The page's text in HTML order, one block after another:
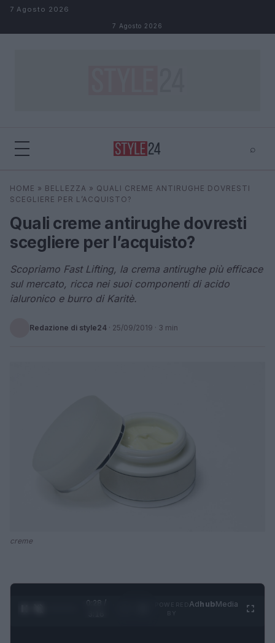
Salta al contenuto
7 Agosto 2026
7 Agosto 2026
⌕
Cerca ⌕
HOME » BELLEZZA » QUALI CREME ANTIRUGHE DOVRESTI
SCEGLIERE PER L’ACQUISTO?
Quali creme antirughe dovresti
scegliere per l’acquisto?
Scopriamo Fast Lifting, la crema antirughe più efficace
sul mercato, ricca nei suoi componenti di acido
ialuronico e burro di Karitè.
Redazione di style24 · 25/09/2019 · 3 min
creme
0:29 /
AdhubMedia